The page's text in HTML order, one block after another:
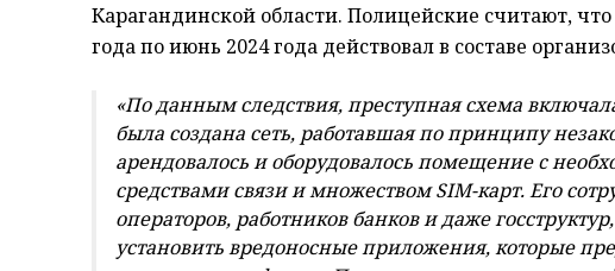
Карагандинской области. Полицейские считают,
года по июнь 2024 года действовал в составе
«По данным следствия, преступная схема
была создана сеть, работавшая по принципу
арендовалось и оборудовалось помещение c
средствами связи и множеством SIM-карт. Его
операторов, работников банков и даже
установить вредоносные приложения, которые